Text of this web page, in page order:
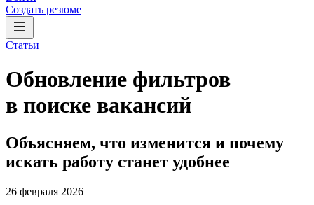
Создать резюме
Статьи
Обновление фильтров
в поиске вакансий
Объясняем, что изменится и почему
искать работу станет удобнее
26 февраля 2026